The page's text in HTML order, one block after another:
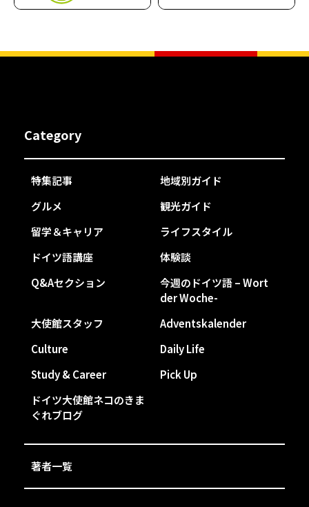
Category
特集記事
地域別ガイド
グルメ
観光ガイド
留学＆キャリア
ライフスタイル
ドイツ語講座
体験談
Q&Aセクション
今週のドイツ語 – Wort
der Woche-
大使館スタッフ
Adventskalender
Culture
Daily Life
Study & Career
Pick Up
ドイツ大使館ネコのきま
ぐれブログ
著者一覧